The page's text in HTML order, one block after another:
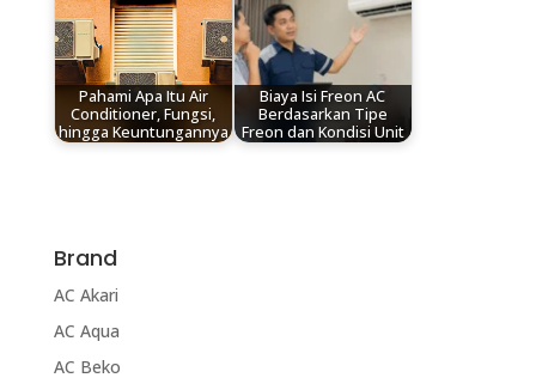
Pahami Apa Itu Air
Conditioner, Fungsi,
hingga Keuntungannya
Biaya Isi Freon AC
Berdasarkan Tipe
Freon dan Kondisi Unit
Brand
AC Akari
AC Aqua
AC Beko